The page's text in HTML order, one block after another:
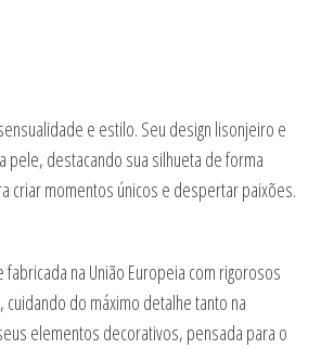
e estilo. Seu design lisonjeiro e
pele, destacando sua silhueta de forma
criar momentos únicos e despertar paixões.
fabricada na União Europeia com rigorosos
do máximo detalhe tanto na
elementos decorativos, pensada para o